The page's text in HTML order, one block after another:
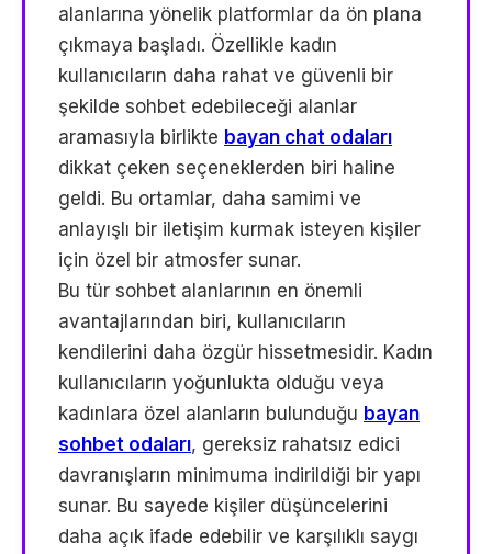
alanlarına yönelik platformlar da ön plana
çıkmaya başladı. Özellikle kadın
kullanıcıların daha rahat ve güvenli bir
şekilde sohbet edebileceği alanlar
aramasıyla birlikte bayan chat odaları
dikkat çeken seçeneklerden biri haline
geldi. Bu ortamlar, daha samimi ve
anlayışlı bir iletişim kurmak isteyen kişiler
için özel bir atmosfer sunar.
Bu tür sohbet alanlarının en önemli
avantajlarından biri, kullanıcıların
kendilerini daha özgür hissetmesidir. Kadın
kullanıcıların yoğunlukta olduğu veya
kadınlara özel alanların bulunduğu bayan
sohbet odaları, gereksiz rahatsız edici
davranışların minimuma indirildiği bir yapı
sunar. Bu sayede kişiler düşüncelerini
daha açık ifade edebilir ve karşılıklı saygı